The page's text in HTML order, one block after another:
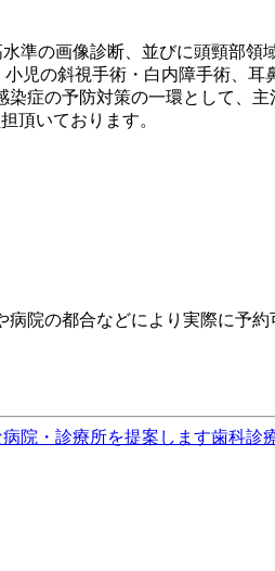
準の画像診断、並びに頭頸部
児の斜視手術・白内障手術、
症の予防対策の一環として、
頂いております。
院の都合などにより実際に予
院・診療所を提案します歯科診